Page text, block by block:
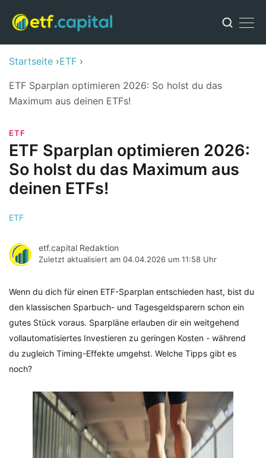
Startseite ETF
ETF Sparplan optimieren 2026: So holst du das
Maximum aus deinen ETFs!
ETF
ETF Sparplan optimieren 2026:
So holst du das Maximum aus
deinen ETFs!
ETF
etf.capital Redaktion
Zuletzt aktualisiert am 04.04.2026 um 11:58 Uhr
Wenn du dich für einen ETF-Sparplan entschieden hast, bist du
den klassischen Sparbuch- und Tagesgeldsparern schon ein
gutes Stück voraus. Sparpläne erlauben dir ein weitgehend
vollautomatisiertes Investieren zu geringen Kosten - während
du zugleich Timing-Effekte umgehst. Welche Tipps gibt es
noch?